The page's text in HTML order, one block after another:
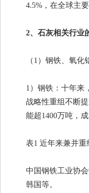
4.5%，在全球主
2、石灰相关行业
（1）钢铁、氧
1）钢铁：十年来
战略性重组不断
能超1400万吨，
表1 近年来兼并
中国钢铁工业协
韩国等。